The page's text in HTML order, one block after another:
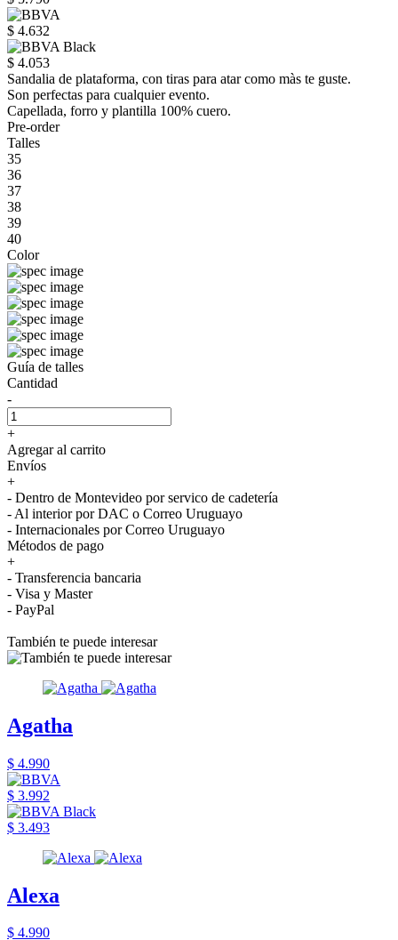
$ 4.632
$ 4.053
Sandalia de plataforma, con tiras para atar como màs te guste.
Son perfectas para cualquier evento.
Capellada, forro y plantilla 100% cuero.
Pre-order
Talles
35
36
37
38
39
40
Color
Guía de talles
Cantidad
-
+
Agregar al carrito
Envíos
+
- Dentro de Montevideo por servico de cadetería
- Al interior por DAC o Correo Uruguayo
- Internacionales por Correo Uruguayo
Métodos de pago
+
- Transferencia bancaria
- Visa y Master
- PayPal
También te puede interesar
Agatha
$ 4.990
$ 3.992
$ 3.493
Alexa
$ 4.990